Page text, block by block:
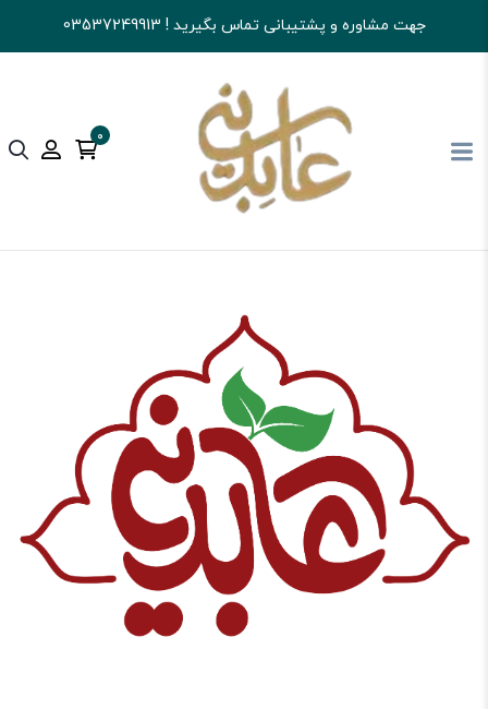
جهت مشاوره و پشتیبانی تماس بگیرید ! 03537249913
0
آجیل و خشکبار عابدینی پکیج های کادویی جعبه های کادویی آجیل